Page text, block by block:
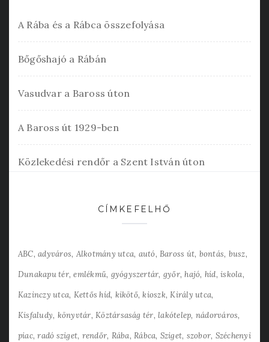
A Rába és a Rábca összefolyása
Bőgőshajó a Rábán
Vasudvar a Baross úton
A Baross út 1929-ben
Közlekedési rendőr a Szent István úton
CÍMKEFELHŐ
ABC adyváros Alkotmány utca autó Baross út bontás busz
Dunakapu tér emlékmű gyógyszertár győr hajó híd iskola
Kazinczy utca Kettős híd kikötő kioszk Király utca
Kisfaludy könyvtár Köztársaság tér lakótelep nádorváros
piac radó sziget rendőr Rába Rábca Sziget szobor Széchenyi